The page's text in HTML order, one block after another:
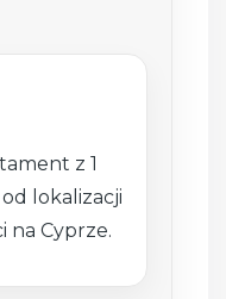
z 1
lokalizacji
na Cyprze.